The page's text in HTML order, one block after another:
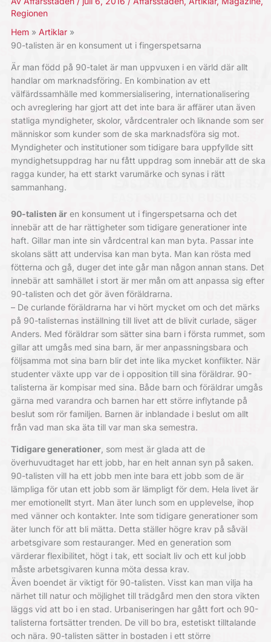
Regionen
Hem
Artiklar
90-talisten är en konsument ut i fingerspetsarna
Är man född på 90-talet är man uppvuxen i en värld där allt
handlar om marknadsföring. En kombination av ett
välfärdssamhälle med kommersialisering, internationalisering
och avreglering har gjort att det inte bara är affärer utan även
statliga myndigheter, skolor, vårdcentraler och liknande som ser
människor som kunder som de ska marknadsföra sig mot.
Myndigheter och institutioner som tidigare bara uppfyllde sitt
myndighetsuppdrag har nu fått uppdrag som innebär att de ska
ragga kunder, ha ett starkt varumärke och synas i rätt
sammanhang.
90-talisten ären konsument ut i fingerspetsarna och det
innebär att de har rättigheter som tidigare generationer inte
haft. Gillar man inte sin vårdcentral kan man byta. Passar inte
skolans sätt att undervisa kan man byta. Man kan rösta med
fötterna och gå, duger det inte går man någon annan stans. Det
innebär att samhället i stort är mer mån om att anpassa sig efter
90-talisten och det gör även föräldrarna.
– De curlande föräldrarna har vi hört mycket om och det märks
på 90-talisternas inställning till livet att de blivit curlade, säger
Anders. Med föräldrar som sätter sina barn i första rummet, som
gillar att umgås med sina barn, är mer anpassningsbara och
följsamma mot sina barn blir det inte lika mycket konflikter. När
studenter växte upp var de i opposition till sina föräldrar. 90-
talisterna är kompisar med sina. Både barn och föräldrar umgås
gärna med varandra och barnen har ett större inflytande på
beslut som rör familjen. Barnen är inblandade i beslut om allt
från vad man ska äta till var man ska semestra.
Tidigare generationer, som mest är glada att de
överhuvudtaget har ett jobb, har en helt annan syn på saken.
90-talisten vill ha ett jobb men inte bara ett jobb som de är
lämpliga för utan ett jobb som är lämpligt för dem. Hela livet är
mer emotionellt styrt. Man äter lunch som en upplevelse, ihop
med vänner och kontakter. Inte som tidigare generationer som
äter lunch för att bli mätta. Detta ställer högre krav på såväl
arbetsgivare som restauranger. Med en generation som
värderar flexibilitet, högt i tak, ett socialt liv och ett kul jobb
måste arbetsgivaren kunna möta dessa krav.
Även boendet är viktigt för 90-talisten. Visst kan man vilja ha
närhet till natur och möjlighet till trädgård men den stora vikten
läggs vid att bo i en stad. Urbaniseringen har gått fort och 90-
talisterna fortsätter trenden. De vill bo bra, estetiskt tilltalande
och nära. 90-talisten sätter in bostaden i ett större